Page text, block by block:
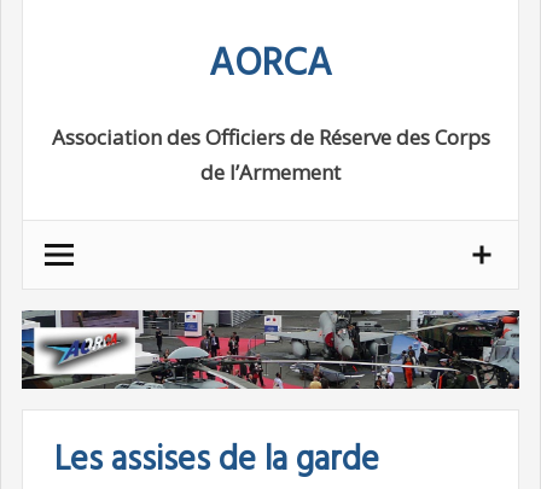
AORCA
Association des Officiers de Réserve des Corps
de l’Armement
Les assises de la garde